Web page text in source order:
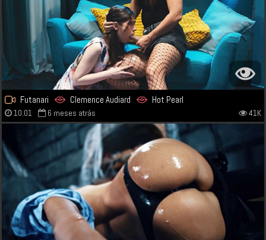
Futanari Clemence Audiard Hot Pearl
10:01 6 meses atrás 41K